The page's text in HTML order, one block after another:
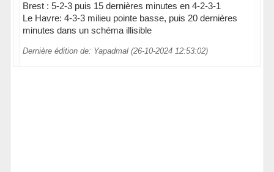
Brest : 5-2-3 puis 15 dernières minutes en 4-2-3-1
Le Havre: 4-3-3 milieu pointe basse, puis 20 dernières
minutes dans un schéma illisible
Dernière édition de: Yapadmal (26-10-2024 12:53:02)